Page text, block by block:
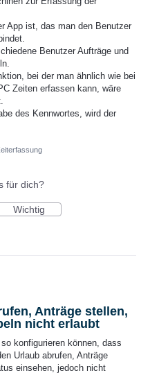
App ist, das man den Benutzer
Benutzer Aufträge und
bei der man ähnlich wie bei
Zeiten erfassen kann, wäre
des Kennwortes, wird der
für dich?
Wichtig
Anträge stellen,
nicht erlaubt
konfigurieren können, dass
Urlaub abrufen, Anträge
einsehen, jedoch nicht